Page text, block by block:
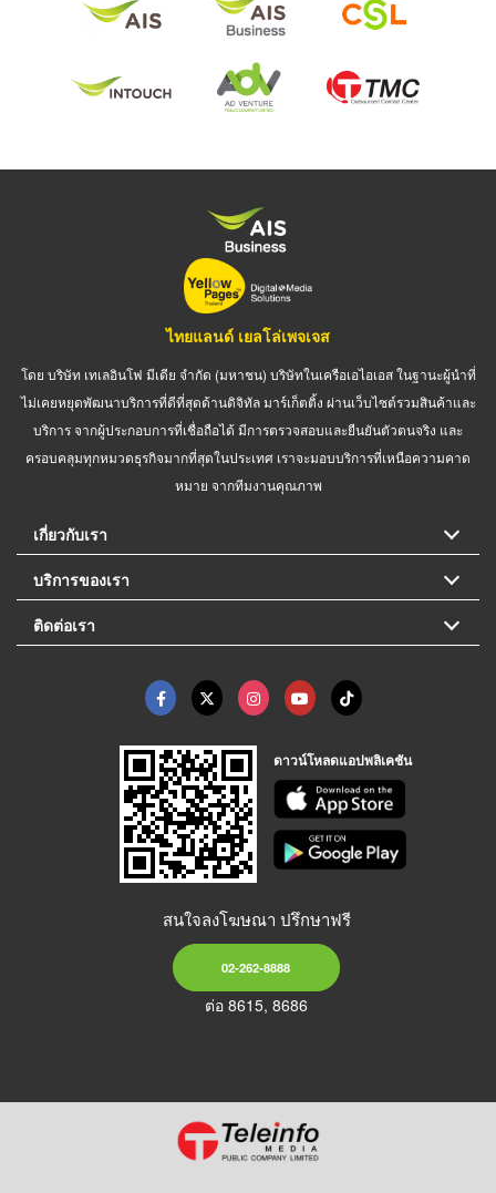
ไทยแลนด์ เยลโล่เพจเจส
โดย บริษัท เทเลอินโฟ มีเดีย จำกัด (มหาชน) บริษัทในเครือเอไอเอส ในฐานะผู้นำที่
ไม่เคยหยุดพัฒนาบริการที่ดีที่สุดด้านดิจิทัล มาร์เก็ตติ้ง ผ่านเว็บไซต์รวมสินค้าและ
บริการ จากผู้ประกอบการที่เชื่อถือได้ มีการตรวจสอบและยืนยันตัวตนจริง และ
ครอบคลุมทุกหมวดธุรกิจมากที่สุดในประเทศ เราจะมอบบริการที่เหนือความคาด
หมาย จากทีมงานคุณภาพ
เกี่ยวกับเรา
บริการของเรา
ติดต่อเรา
ดาวน์โหลดแอปพลิเคชัน
สนใจลงโฆษณา ปรึกษาฟรี
02-262-8888
ต่อ 8615, 8686